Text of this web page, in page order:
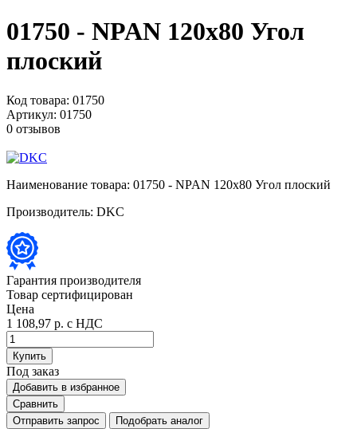
01750 - NPAN 120x80 Угол
плоский
Код товара: 01750
Артикул: 01750
0 отзывов
Наименование товара: 01750 - NPAN 120x80 Угол плоский
Производитель: DKC
Гарантия производителя
Товар сертифицирован
Цена
1 108,97 р. с НДС
Купить
Под заказ
Добавить в избранное
Сравнить
Отправить запрос
Подобрать аналог